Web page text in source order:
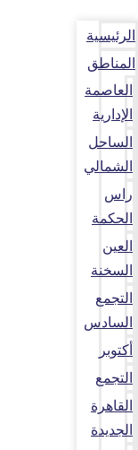
الرئيسية
المناطق
العاصمة
الإدارية
الساحل
الشمالي
راس
الحكمة
العين
السخنة
التجمع
السادس
أكتوبر
التجمع
القاهرة
الجديدة